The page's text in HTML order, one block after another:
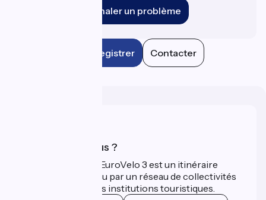
Signaler un problème
Enregistrer Contacter
Qui sommes-nous ?
La Scandibérique-EuroVelo 3 est un itinéraire
développé et promu par un réseau de collectivités
territoriales et leurs institutions touristiques.